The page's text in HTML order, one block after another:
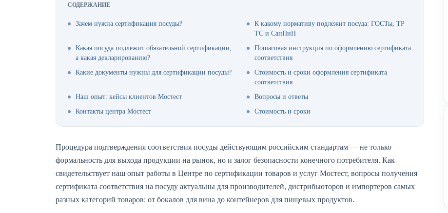
СОДЕРЖАНИЕ
Зачем нужна сертификация посуды?
К какому нормативу подлежит посуда: ГОСТы, ТР
ТС и СанПиН
Какая посуда подлежит обязательной сертификации,
а какая декларированию?
Пошаговая инструкция по оформлению сертификата
соответствия
Какие документы нужны для сертификации посуды?
Стоимость и сроки оформления сертификата
соответствия
Наш опыт: кейсы клиентов Мостест
Вопросы и ответы
Контакты центра Мостест
Стоимость и сроки
Процедура подтверждения соответствия посуды действующим российским стандартам — не только
формальность для выхода продукции на рынок, но и залог безопасности конечного потребителя. Как
свидетельствует наш опыт работы в Центре по сертификации товаров и услуг Мостест, вопросы получения
сертификата соответствия на посуду актуальны для производителей, дистрибьюторов и импортеров самых
разных категорий товаров: от бокалов для вина до контейнеров для пищевых продуктов.